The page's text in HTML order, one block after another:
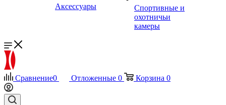
Аксессуары
Спортивные и
охотничьи
камеры
Сравнение0 Отложенные 0 Корзина 0